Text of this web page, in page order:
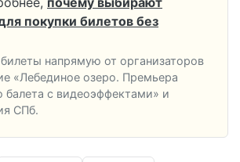
покупки билетов без
напрямую от организаторов
«Лебединое озеро. Премьера
балета с видеоэффектами» и
СПб.